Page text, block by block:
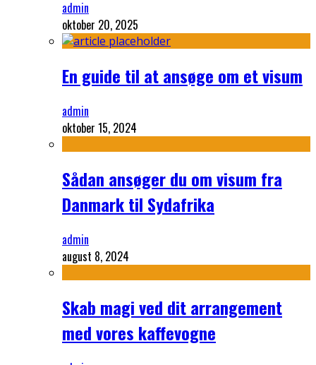
admin
oktober 20, 2025
En guide til at ansøge om et visum
admin
oktober 15, 2024
Sådan ansøger du om visum fra
Danmark til Sydafrika
admin
august 8, 2024
Skab magi ved dit arrangement
med vores kaffevogne